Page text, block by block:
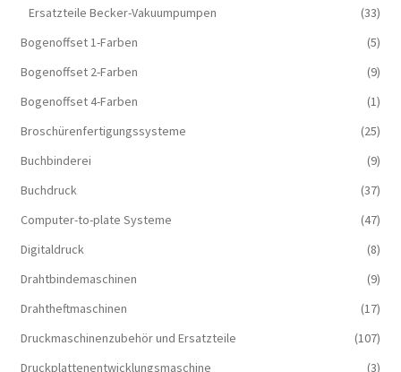
Ersatzteile Becker-Vakuumpumpen
(33)
Bogenoffset 1-Farben
(5)
Bogenoffset 2-Farben
(9)
Bogenoffset 4-Farben
(1)
Broschürenfertigungssysteme
(25)
Buchbinderei
(9)
Buchdruck
(37)
Computer-to-plate Systeme
(47)
Digitaldruck
(8)
Drahtbindemaschinen
(9)
Drahtheftmaschinen
(17)
Druckmaschinenzubehör und Ersatzteile
(107)
Druckplattenentwicklungsmaschine
(3)